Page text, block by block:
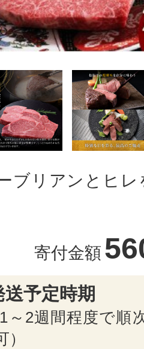
ブリアンとヒレ
寄付金額
予定時期
～2週間程度で順